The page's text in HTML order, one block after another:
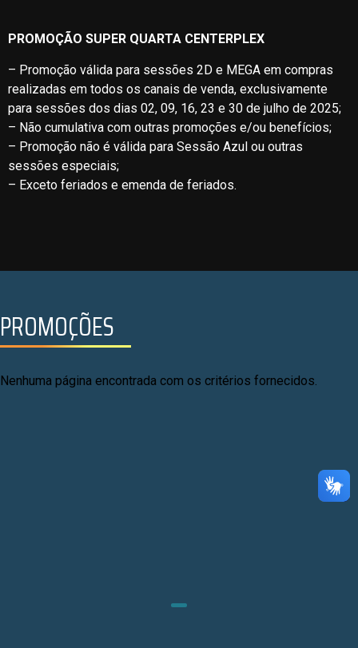
PROMOÇÃO SUPER QUARTA CENTERPLEX
– Promoção válida para sessões 2D e MEGA em compras
realizadas em todos os canais de venda, exclusivamente
para sessões dos dias 02, 09, 16, 23 e 30 de julho de 2025;
– Não cumulativa com outras promoções e/ou benefícios;
– Promoção não é válida para Sessão Azul ou outras
sessões especiais;
– Exceto feriados e emenda de feriados.
PROMOÇÕES
Nenhuma página encontrada com os critérios fornecidos.